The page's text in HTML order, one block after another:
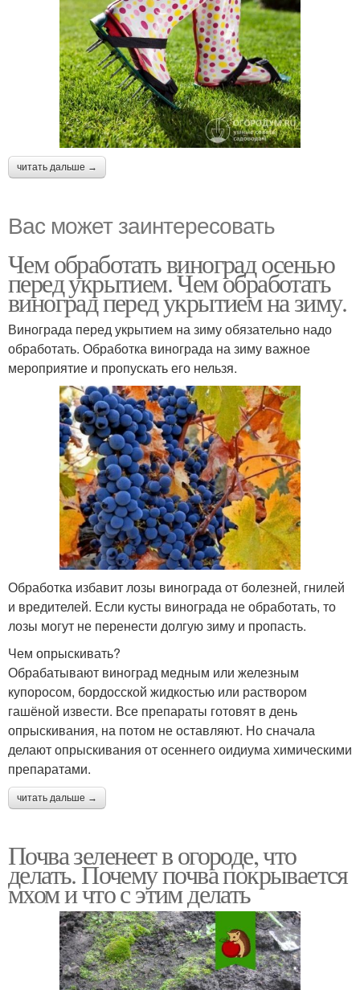
читать дальше →
Вас может заинтересовать
Чем обработать виноград осенью
перед укрытием. Чем обработать
виноград перед укрытием на зиму.
Винограда перед укрытием на зиму обязательно надо
обработать. Обработка винограда на зиму важное
мероприятие и пропускать его нельзя.
Обработка избавит лозы винограда от болезней, гнилей
и вредителей. Если кусты винограда не обработать, то
лозы могут не перенести долгую зиму и пропасть.
Чем опрыскивать?
Обрабатывают виноград медным или железным
купоросом, бордосской жидкостью или раствором
гашёной извести. Все препараты готовят в день
опрыскивания, на потом не оставляют. Но сначала
делают опрыскивания от осеннего оидиума химическими
препаратами.
читать дальше →
Почва зеленеет в огороде, что
делать. Почему почва покрывается
мхом и что с этим делать